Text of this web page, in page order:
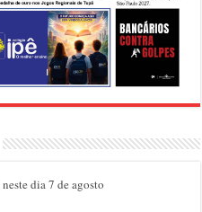
dia 7 de agosto